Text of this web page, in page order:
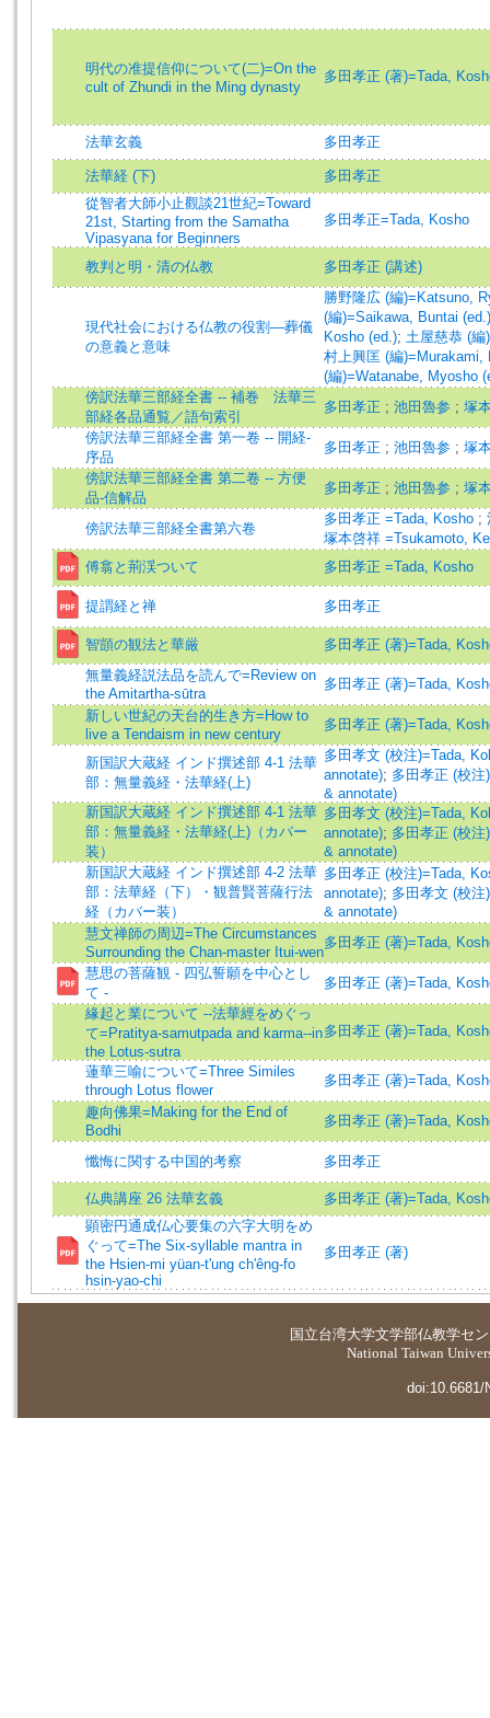
明代の准提信仰について(二)=On the
cult of Zhundi in the Ming dynasty
多田孝正 (著)=Tada,
法華玄義 多田孝正
法華経 (下)
多田孝正
從智者大師小止觀談21世紀=Toward
21st, Starting from the Samatha
Vipasyana for Beginners
多田孝正=Tada, Kosho
教判と明・清の仏教 多田孝正 (講述)
現代社会における仏教の役割―葬儀
の意義と意味
勝野隆広 (編)=Katsuno,
(編)=Saikawa, Buntai (ed.)
Kosho (ed.); 土屋慈恭 (
村上興匡 (編)=Murakami,
(編)=Watanabe, Myosho
傍訳法華三部経全書 -- 補巻 法華三
部経各品通覧／語句索引
多田孝正 ; 池田魯参 ; 塚
傍訳法華三部経全書 第一卷 -- 開経-
序品
多田孝正 ; 池田魯参 ; 塚
傍訳法華三部経全書 第二卷 -- 方便
品-信解品
多田孝正 ; 池田魯参 ; 塚
傍訳法華三部経全書第六卷
多田孝正 =Tada, Kosho ;
塚本啓祥 =Tsukamoto,
傅翕と荊渓ついて
多田孝正 =Tada, Kosho
提謂経と禅 多田孝正
智顗の観法と華厳
多田孝正 (著)=Tada,
無量義経説法品を読んで=Review on
the Amitartha-sūtra
多田孝正 (著)=Tada,
新しい世紀の天台的生き方=How to
live a Tendaism in new century
多田孝正 (著)=Tada,
新国訳大蔵経 インド撰述部 4-1 法華
部：無量義経・法華経(上)
多田孝文 (校注)=Tada,
annotate); 多田孝正 (校
& annotate)
新国訳大蔵経 インド撰述部 4-1 法華
部：無量義経・法華経(上)（カバー
装）
多田孝文 (校注)=Tada,
annotate); 多田孝正 (校
& annotate)
新国訳大蔵経 インド撰述部 4-2 法華
部：法華経（下）・観普賢菩薩行法
経（カバー装）
多田孝正 (校注)=Tada,
annotate); 多田孝文 (校注
& annotate)
慧文禅師の周辺=The Circumstances
Surrounding the Chan-master Itui-wen
多田孝正 (著)=Tada,
慧思の菩薩観 - 四弘誓願を中心とし
て -
多田孝正 (著)=Tada,
緣起と業について --法華經をめぐっ
て=Pratitya-samutpada and karma--in
the Lotus-sutra
多田孝正 (著)=Tada,
蓮華三喻について=Three Similes
through Lotus flower
多田孝正 (著)=Tada,
趣向佛果=Making for the End of
Bodhi
多田孝正 (著)=Tada,
懺悔に関する中国的考察 多田孝正
仏典講座 26 法華玄義
多田孝正 (著)=Tada,
顕密円通成仏心要集の六字大明をめ
ぐって=The Six-syllable mantra in
the Hsien-mi yüan-t'ung ch'êng-fo
hsin-yao-chi
多田孝正 (著)
国立台湾大学文学部仏教学セ
National Taiwan
doi:10.6681/